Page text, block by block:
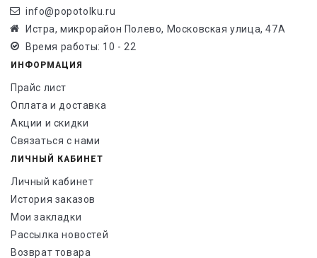
info@popotolku.ru
Истра, микрорайон Полево, Московская улица, 47А
Время работы: 10 - 22
ИНФОРМАЦИЯ
Прайс лист
Оплата и доставка
Акции и скидки
Связаться с нами
ЛИЧНЫЙ КАБИНЕТ
Личный кабинет
История заказов
Мои закладки
Рассылка новостей
Возврат товара